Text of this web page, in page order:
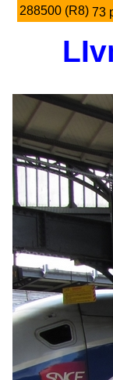
288500 (R8) 73